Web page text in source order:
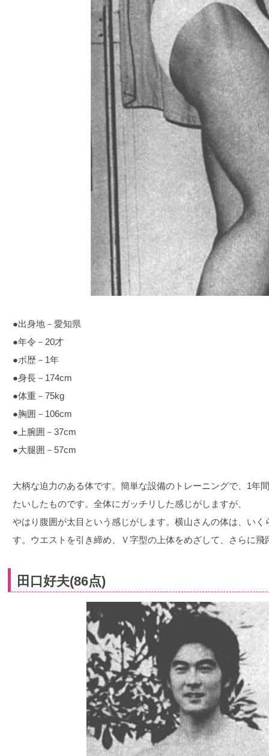
●出身地－愛知県
●年令－20才
●ボ歴－1年
●身長－174cm
●体重－75kg
●胸囲－106cm
●上腕囲－37cm
●大腿囲－57cm
大柄な迫力のある体です。簡単な設備のトレーニングで、1年
たいしたものです。全体にガッチリした感じがしますが、
やはり腹囲が太目という感じがします。横山さんの体は、い
す。ウエストを引き締め、Ｖ字型の上体をめざして、さらに飛
田口好夫(86点)